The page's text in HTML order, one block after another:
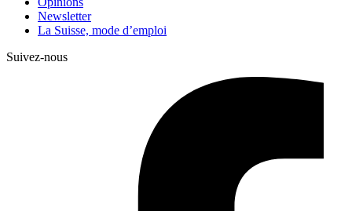
Newsletter
La Suisse, mode d’emploi
Suivez-nous